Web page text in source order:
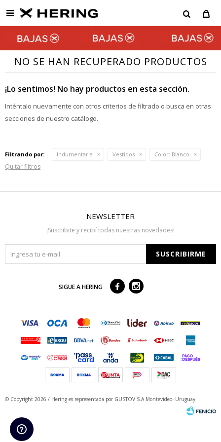

NO SE HAN RECUPERADO PRODUCTOS
¡Lo sentimos! No hay productos en esta sección.
Inténtalo nuevamente con otros criterios de filtrado o busca en otras
secciones de nuestro catálogo.
Filtrando por: Indumentaria Vestidos Color: Blanco
Quitar filtros
NEWSLETTER
¡Suscribite y recibí todas nuestras novedades!
SUSCRIBIRME
SIGUE A HERING  
© Copyright 2026 / Hering es representada por GUSTOV S.A Montevideo- Uruguay